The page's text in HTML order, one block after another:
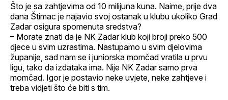
Što je sa zahtjevima od 10 milijuna kuna. Naime, prije dva
dana Štimac je najavio svoj ostanak u klubu ukoliko Grad
Zadar osigura spomenuta sredstva?
– Morate znati da je NK Zadar klub koji broji preko 500
djece u svim uzrastima. Nastupamo u svim djelovima
županije, sad nam se i juniorska momčad vratila u prvu
ligu, tako da izdataka ima. Nije NK Zadar samo prva
momčad. Igor je postavio neke uvjete, neke zahtjeve i
treba vidjeti što će biti s tim.